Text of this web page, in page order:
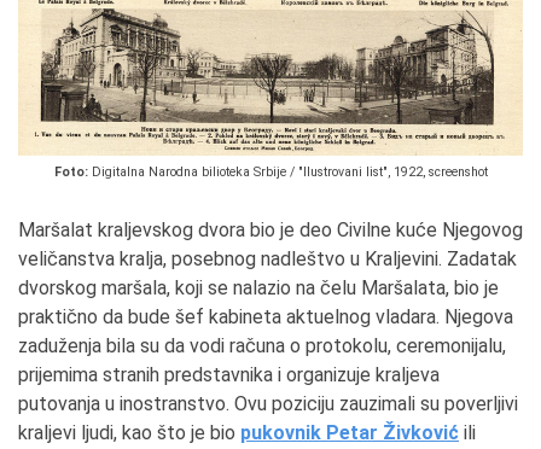
Foto:Digitalna Narodna bilioteka Srbije / "Ilustrovani list", 1922, screenshot
Maršalat kraljevskog dvora bio je deo Civilne kuće Njegovog
veličanstva kralja, posebnog nadleštvo u Kraljevini. Zadatak
dvorskog maršala, koji se nalazio na čelu Maršalata, bio je
praktično da bude šef kabineta aktuelnog vladara. Njegova
zaduženja bila su da vodi računa o protokolu, ceremonijalu,
prijemima stranih predstavnika i organizuje kraljeva
putovanja u inostranstvo. Ovu poziciju zauzimali su poverljivi
kraljevi ljudi, kao što je bio pukovnik Petar Živković ili